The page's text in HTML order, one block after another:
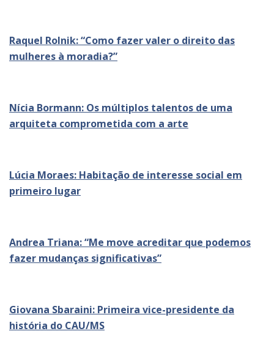
Raquel Rolnik: “Como fazer valer o direito das
mulheres à moradia?”
Nícia Bormann: Os múltiplos talentos de uma
arquiteta comprometida com a arte
Lúcia Moraes: Habitação de interesse social em
primeiro lugar
Andrea Triana: “Me move acreditar que podemos
fazer mudanças significativas”
Giovana Sbaraini: Primeira vice-presidente da
história do CAU/MS